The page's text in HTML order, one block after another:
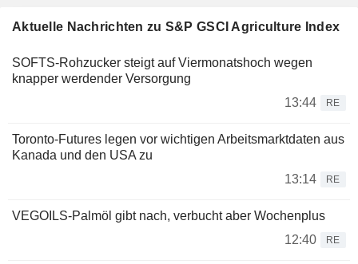
Aktuelle Nachrichten zu S&P GSCI Agriculture Index
SOFTS-Rohzucker steigt auf Viermonatshoch wegen
knapper werdender Versorgung
13:44
RE
Toronto-Futures legen vor wichtigen Arbeitsmarktdaten aus
Kanada und den USA zu
13:14
RE
VEGOILS-Palmöl gibt nach, verbucht aber Wochenplus
12:40
RE